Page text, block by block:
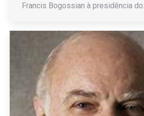
Francis Bogossian à presidência do…